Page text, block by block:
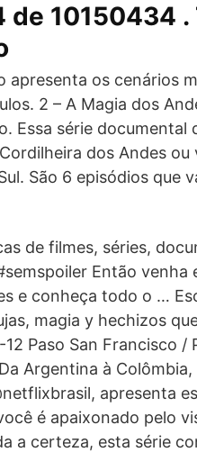
de 10150434
apresenta os cenários
2 – A Magia dos
Essa série
dos Andes
São 6 episódios que
de filmes, séries,
Então
e conheça todo o …
magia y hechizos
Paso San Francisco /
Argentina à
apresenta
é apaixonado pelo
a certeza, esta série